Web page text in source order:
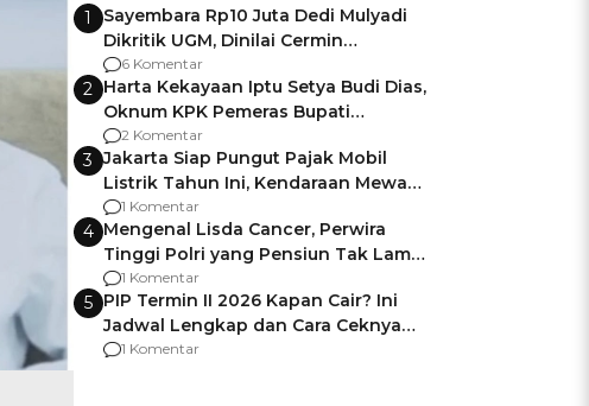
1
Sayembara Rp10 Juta Dedi Mulyadi
Dikritik UGM, Dinilai Cermin
Gagalnya Negara Jamin Keamanan
6 Komentar
2 Harta Kekayaan Iptu Setya Budi Dias,
Oknum KPK Pemeras Bupati
Pemalang
2 Komentar
3 Jakarta Siap Pungut Pajak Mobil
Listrik Tahun Ini, Kendaraan Mewah
Kena hingga 75% PKB
1 Komentar
4 Mengenal Lisda Cancer, Perwira
Tinggi Polri yang Pensiun Tak Lama
Usai Jadi Brigjen
1 Komentar
5 PIP Termin II 2026 Kapan Cair? Ini
Jadwal Lengkap dan Cara Ceknya
agar Dana Tidak Hangus!
1 Komentar